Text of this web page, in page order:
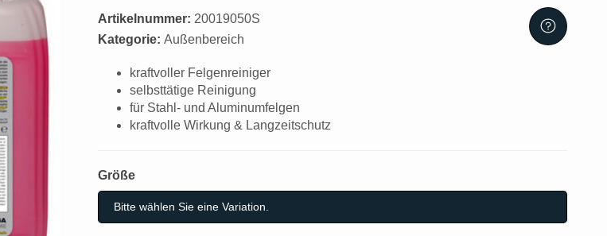
Artikelnummer: 20019050S
Kategorie: Außenbereich
kraftvoller Felgenreiniger
selbsttätige Reinigung
für Stahl- und Aluminumfelgen
kraftvolle Wirkung & Langzeitschutz
Größe
Größe
Bitte wählen Sie eine Variation.